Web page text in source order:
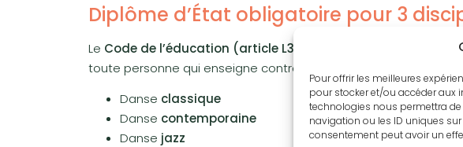
Pour offrir les meilleures
pour stocker et/ou accéder aux
technologies nous permettra
navigation ou les ID uniques
consentement peut avoir un
Diplôme d’État obligatoire pour 3
Le Code de l’éducation (article L362-1) Diplôme
toute personne qui enseigne contre rémunération l’une de ces
Danse classique
Danse contemporaine
Danse jazz